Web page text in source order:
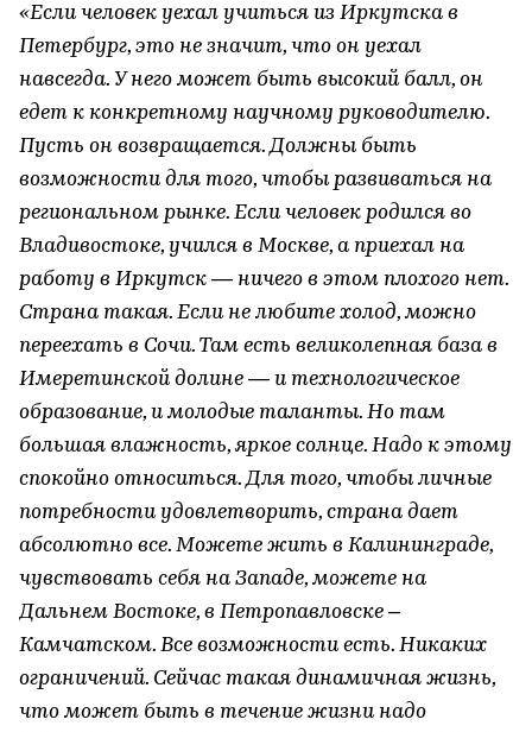
«Если человек уехал учиться из Иркутска в
Петербург, это не значит, что он уехал
навсегда. У него может быть высокий балл, он
едет к конкретному научному руководителю.
Пусть он возвращается. Должны быть
возможности для того, чтобы развиваться на
региональном рынке. Если человек родился во
Владивостоке, учился в Москве, а приехал на
работу в Иркутск — ничего в этом плохого нет.
Страна такая. Если не любите холод, можно
переехать в Сочи. Там есть великолепная база в
Имеретинской долине — и технологическое
образование, и молодые таланты. Но там
большая влажность, яркое солнце. Надо к этому
спокойно относиться. Для того, чтобы личные
потребности удовлетворить, страна дает
абсолютно все. Можете жить в Калининграде,
чувствовать себя на Западе, можете на
Дальнем Востоке, в Петропавловске –
Камчатском. Все возможности есть. Никаких
ограничений. Сейчас такая динамичная жизнь,
что может быть в течение жизни надо